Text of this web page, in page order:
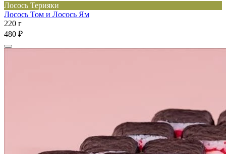
Лосось Терияки
Лосось Том и Лосось Ям
220 г
480 ₽